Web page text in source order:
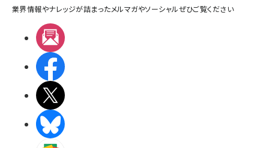
業界情報やナレッジが詰まったメルマガやソーシャルぜひご覧ください